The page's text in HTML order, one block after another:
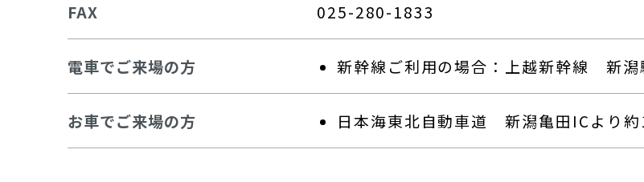
FAX 025-280-1833
電車でご来場の方 新幹線ご利用の場合：上越新幹線 新潟
お車でご来場の方 日本海東北自動車道 新潟亀田ICより約